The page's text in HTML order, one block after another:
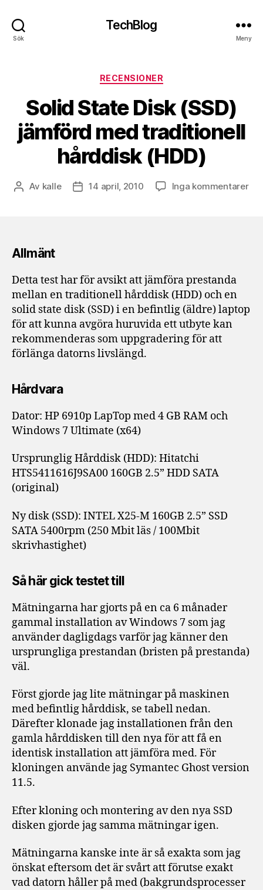
Sök
TechBlog
Meny
Kategorier
RECENSIONER
Solid State Disk (SSD)
jämförd med traditionell
hårddisk (HDD)
Inläggsförfattare
Av kalle Inläggsdatum
14 april, 2010 Inga kommentarertill
Allmänt
Detta test har för avsikt att jämföra prestanda
mellan en traditionell hårddisk (HDD) och en
solid state disk (SSD) i en befintlig (äldre) laptop
för att kunna avgöra huruvida ett utbyte kan
rekommenderas som uppgradering för att
förlänga datorns livslängd.
Hårdvara
Dator: HP 6910p LapTop med 4 GB RAM och
Windows 7 Ultimate (x64)
Ursprunglig Hårddisk (HDD): Hitatchi
HTS5411616J9SA00 160GB 2.5” HDD SATA
(original)
Ny disk (SSD): INTEL X25-M 160GB 2.5” SSD
SATA 5400rpm (250 Mbit läs / 100Mbit
skrivhastighet)
Så här gick testet till
Mätningarna har gjorts på en ca 6 månader
gammal installation av Windows 7 som jag
använder dagligdags varför jag känner den
ursprungliga prestandan (bristen på prestanda)
väl.
Först gjorde jag lite mätningar på maskinen
med befintlig hårddisk, se tabell nedan.
Därefter klonade jag installationen från den
gamla hårddisken till den nya för att få en
identisk installation att jämföra med. För
kloningen använde jag Symantec Ghost version
11.5.
Efter kloning och montering av den nya SSD
disken gjorde jag samma mätningar igen.
Mätningarna kanske inte är så exakta som jag
önskat eftersom det är svårt att förutse exakt
vad datorn håller på med (bakgrundsprocesser